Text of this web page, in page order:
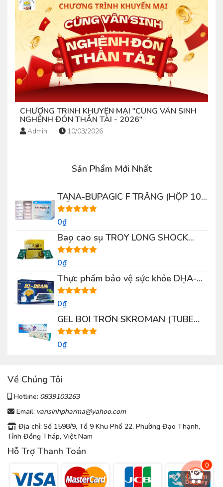
CHƯƠNG TRÌNH KHUYẾN MẠI "CÙNG VÂN SINH
NGHÊNH ĐÓN THẦN TÀI - 2026"
Admin 10/03/2026
Sản Phẩm Mới Nhất
TANA-BUPAGIC F TRẮNG (HỘP 100
VIÊN)
0₫
Bao cao su TROY LONG SHOCK
(HỘP 3 CÁI)
0₫
Thực phẩm bảo vệ sức khỏe DHA-
9000 IQ – BRAIN (HỘP 100 VIÊN)
0₫
GEL BÔI TRƠN SKROMAN (TUBE
50G)
0₫
0
Về Chúng Tôi
Hotline: 0839103263
Email: vansinhpharma@yahoo.com
Địa chỉ: Số 1598/9, Tổ 9 Khu Phố 22, Phường Đạo Thạnh,
Tỉnh Đồng Tháp, Việt Nam
Hỗ Trợ Thanh Toán